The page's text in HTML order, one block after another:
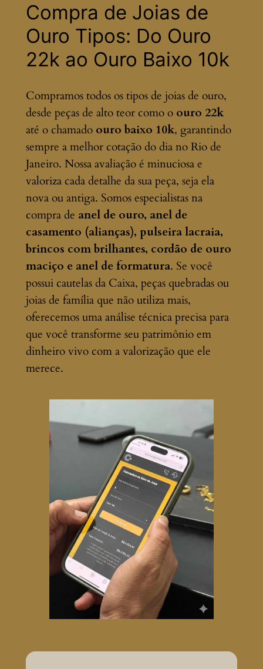
Compra de Joias de
Ouro Tipos: Do Ouro
22k ao Ouro Baixo 10k
Compramos todos os tipos de joias de ouro,
desde peças de alto teor como o ouro 22k
até o chamado ouro baixo 10k, garantindo
sempre a melhor cotação do dia no Rio de
Janeiro. Nossa avaliação é minuciosa e
valoriza cada detalhe da sua peça, seja ela
nova ou antiga. Somos especialistas na
compra de anel de ouro, anel de
casamento (alianças), pulseira lacraia,
brincos com brilhantes, cordão de ouro
maciço e anel de formatura. Se você
possui cautelas da Caixa, peças quebradas ou
joias de família que não utiliza mais,
oferecemos uma análise técnica precisa para
que você transforme seu patrimônio em
dinheiro vivo com a valorização que ele
merece.